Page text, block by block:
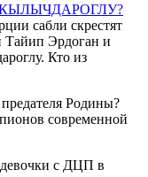
сабли скрестят
Тайип Эрдоган и
Кто из
Родины?
современной
с ДЦП в